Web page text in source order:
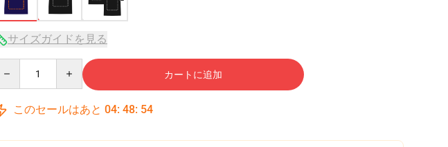
サイズガイドを見る
カートに追加
このセールはあと 04: 48: 53